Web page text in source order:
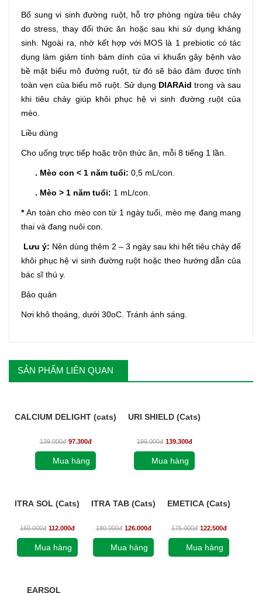
Bổ sung vi sinh đường ruột, hỗ trợ phòng ngừa tiêu chảy
do stress, thay đổi thức ăn hoặc sau khi sử dụng kháng
sinh. Ngoài ra, nhờ kết hợp với MOS là 1 prebiotic có tác
dụng làm giảm tính bám dính của vi khuẩn gây bệnh vào
bề mặt biểu mô đường ruột, từ đó sẽ bảo đảm được tính
toàn vẹn của biểu mô ruột. Sử dụng DIARAid trong và sau
khi tiêu chảy giúp khôi phục hệ vi sinh đường ruột của
mèo.
Liều dùng
Cho uống trực tiếp hoặc trộn thức ăn, mỗi 8 tiếng 1 lần.
. Mèo con < 1 năm tuổi: 0,5 mL/con.
. Mèo > 1 năm tuổi: 1 mL/con.
*An toàn cho mèo con từ 1 ngày tuổi, mèo mẹ đang mang
thai và đang nuôi con.
Lưu ý: Nên dùng thêm 2 – 3 ngày sau khi hết tiêu chảy để
khôi phục hệ vi sinh đường ruột hoặc theo hướng dẫn của
bác sĩ thú y.
Bảo quản
Nơi khô thoáng, dưới 30oC. Tránh ánh sáng.
SẢN PHẨM LIÊN QUAN
CALCIUM DELIGHT (cats)
139.000đ 97.300đ
Mua hàng
URI SHIELD (Cats)
199.000đ 139.300đ
Mua hàng
ITRA SOL (Cats)
160.000đ 112.000đ
Mua hàng
ITRA TAB (Cats)
180.000đ 126.000đ
Mua hàng
EMETICA (Cats)
175.000đ 122.500đ
Mua hàng
EARSOL